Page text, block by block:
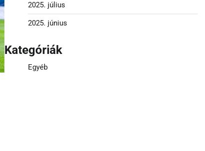
2025. július
2025. június
Kategóriák
Egyéb